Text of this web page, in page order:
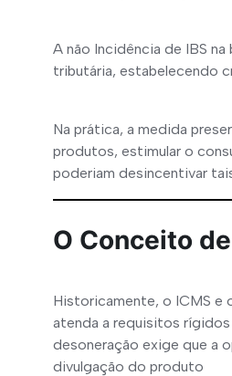
A não Incidência de IBS
tributária, estabelecendo
Na prática, a medida
produtos, estimular o
poderiam desincentivar
O Conceito
Historicamente, o ICMS e
atenda a requisitos rígidos
desoneração exige que a
divulgação do produto